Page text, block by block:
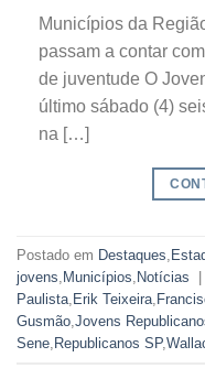
Municípios da
passam a contar
de juventude O
último sábado (4)
na […]
Postado em Destaques
jovens Municípios Notícias |
Paulista Erik Teixeira
Gusmão Jovens
Sene Republicanos SP,